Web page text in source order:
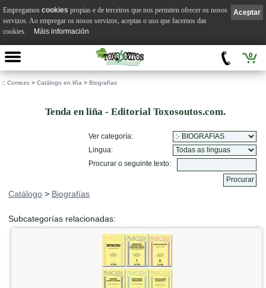
0
:: Comezo > Catálogo en liña > Biografías
Tenda en liña - Editorial Toxosoutos.com.
Ver categoría:
Lingua:
Procurar o seguinte texto:
Catálogo > Biografías
Subcategorías relacionadas:
Aceptar
Empregamos cookies propias e de terceiros que nos permiten ofrecer os nosos
servizos. Ao empregar os nosos servizos, aceptas o uso que facemos das
cookies.
Máis información